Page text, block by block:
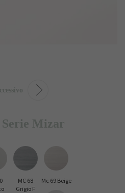
Mizar
MC 68
Grigio F
Mc 69 Beige